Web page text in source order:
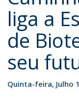
liga a
de
seu
Quinta-feira, Julho